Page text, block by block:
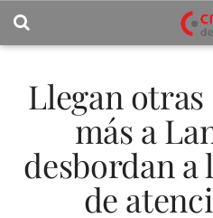
Llegan
más a
desbordan a
de